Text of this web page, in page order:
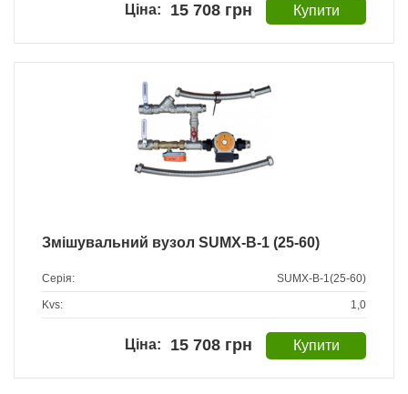
15 708 грн
Змішувальний вузол SUMX-B-1 (25-60)
Серія: SUMX-B-1(25-60)
Kvs: 1,0
15 708 грн